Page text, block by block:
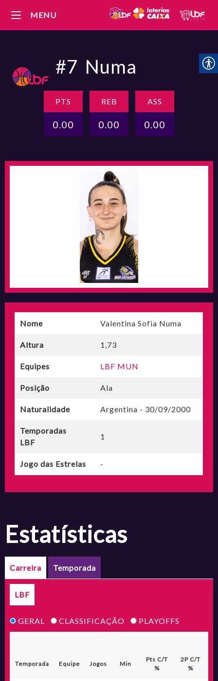
MENU
#7 Numa
PTS
0.00
REB
0.00
ASS
0.00
Nome Valentina Sofia Numa
Altura 1,73
Equipes LBF MUN
Posição Ala
Naturalidade Argentina - 30/09/2000
Temporadas
LBF
1
Jogo das Estrelas -
estatísticas
Carreira Temporada
LBF
GERAL CLASSIFICAÇÃO PLAYOFFS
Temporada Equipe Jogos Min
Pts C/T
%
2P C/T
%